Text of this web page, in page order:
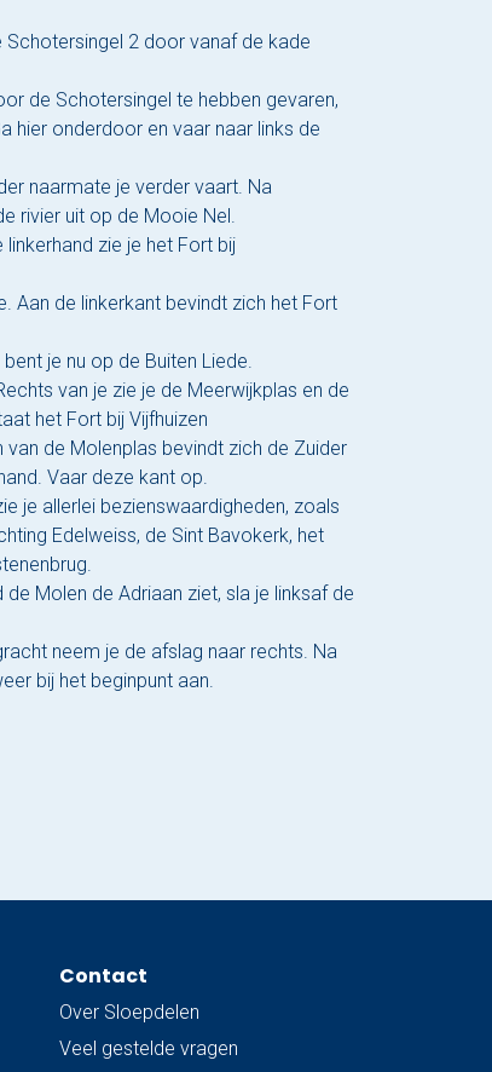
2 door vanaf de kade
de Schotersingel te hebben gevaren,
hier onderdoor en vaar naar links de
naarmate je verder vaart. Na
rivier uit op de Mooie Nel.
linkerhand zie je het Fort bij
Aan de linkerkant bevindt zich het Fort
je nu op de Buiten Liede.
van je zie je de Meerwijkplas en de
het Fort bij Vijfhuizen
van de Molenplas bevindt zich de Zuider
Vaar deze kant op.
je allerlei bezienswaardigheden, zoals
Edelweiss, de Sint Bavokerk, het
Molen de Adriaan ziet, sla je linksaf de
neem je de afslag naar rechts. Na
bij het beginpunt aan.
Contact
Over Sloepdelen
Veel gestelde vragen